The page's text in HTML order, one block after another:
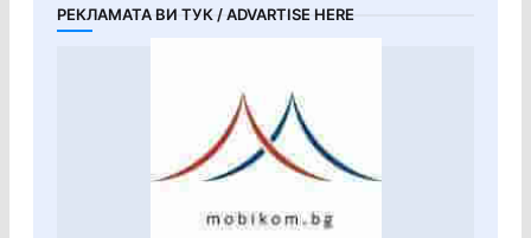
РЕКЛАМАТА ВИ ТУК / ADVARTISE HERE